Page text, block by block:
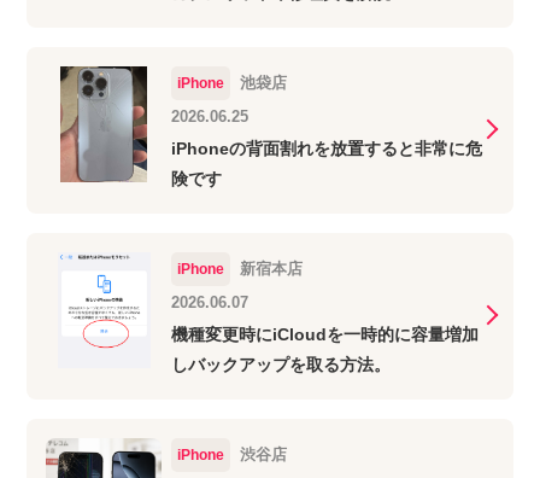
iPhone
池袋店
2026.06.25
iPhoneの背面割れを放置すると非常に危
険です
iPhone
新宿本店
2026.06.07
機種変更時にiCloudを一時的に容量増加
しバックアップを取る方法。
iPhone
渋谷店